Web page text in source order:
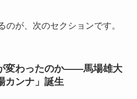
のが、次のセクションです。
変わったのか——馬場雄大
カンナ」誕生